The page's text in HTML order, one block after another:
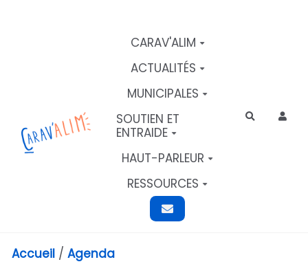
CARAV'ALIM
ACTUALITÉS
MUNICIPALES
SOUTIEN ET
ENTRAIDE
HAUT-PARLEUR
RESSOURCES
Rechercher
Accueil / Agenda